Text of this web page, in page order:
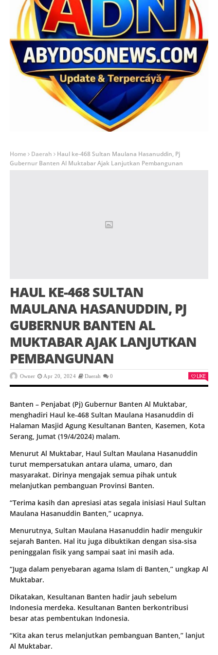
Home Daerah
Haul ke-468 Sultan Maulana Hasanuddin, Pj
Gubernur Banten Al Muktabar Ajak Lanjutkan Pembangunan
HAUL KE-468 SULTAN
MAULANA HASANUDDIN, PJ
GUBERNUR BANTEN AL
MUKTABAR AJAK LANJUTKAN
PEMBANGUNAN
Owner Apr 20, 2024 Daerah 0 LIKE
Banten – Penjabat (Pj) Gubernur Banten Al Muktabar,
menghadiri Haul ke-468 Sultan Maulana Hasanuddin di
Halaman Masjid Agung Kesultanan Banten, Kasemen, Kota
Serang, Jumat (19/4/2024) malam.
Menurut Al Muktabar, Haul Sultan Maulana Hasanuddin
turut mempersatukan antara ulama, umaro, dan
masyarakat. Dirinya mengajak semua pihak untuk
melanjutkan pembanguan Provinsi Banten.
“Terima kasih dan apresiasi atas segala inisiasi Haul Sultan
Maulana Hasanuddin Banten,” ucapnya.
Menurutnya, Sultan Maulana Hasanuddin hadir mengukir
sejarah Banten. Hal itu juga dibuktikan dengan sisa-sisa
peninggalan fisik yang sampai saat ini masih ada.
“Juga dalam penyebaran agama Islam di Banten,” ungkap Al
Muktabar.
Dikatakan, Kesultanan Banten hadir jauh sebelum
Indonesia merdeka. Kesultanan Banten berkontribusi
besar atas pembentukan Indonesia.
“Kita akan terus melanjutkan pembanguan Banten,” lanjut
Al Muktabar.